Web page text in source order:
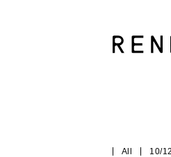
All 10/